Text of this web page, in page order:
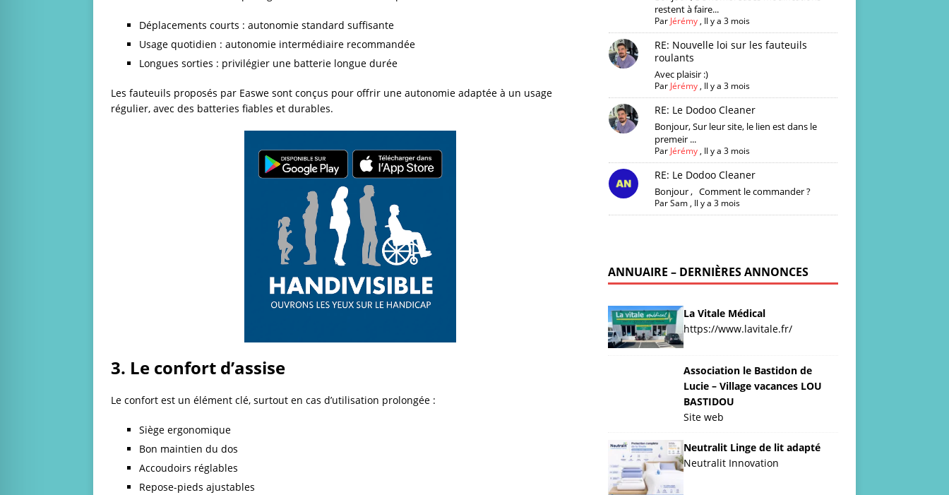
Déplacements courts : autonomie standard suffisante
Usage quotidien : autonomie intermédiaire recommandée
Longues sorties : privilégier une batterie longue durée
Les fauteuils proposés par Easwe sont conçus pour offrir une autonomie adaptée à un usage
régulier, avec des batteries fiables et durables.
3. Le confort d’assise
Le confort est un élément clé, surtout en cas d’utilisation prolongée :
Siège ergonomique
Bon maintien du dos
Accoudoirs réglables
Repose-pieds ajustables
restent à faire...
Par Jérémy, Il y a 3 mois
RE: Nouvelle loi sur les fauteuils
roulants
Avec plaisir :)
Par Jérémy, Il y a 3 mois
RE: Le Dodoo Cleaner
Bonjour, Sur leur site, le lien est dans le
premeir ...
Par Jérémy, Il y a 3 mois
RE: Le Dodoo Cleaner
Bonjour , Comment le commander ?
ParSam, Il y a 3 mois
ANNUAIRE – DERNIÈRES ANNONCES
La Vitale Médical
https://www.lavitale.fr/
Association le Bastidon de
Lucie – Village vacances LOU
BASTIDOU
Site web
Neutralit Linge de lit adapté
Neutralit Innovation